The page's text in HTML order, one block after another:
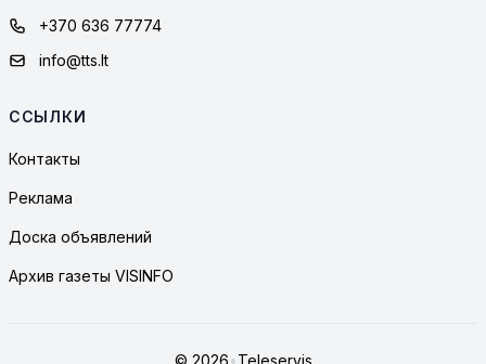
+370 636 77774
info@tts.lt
ССЫЛКИ
Контакты
Реклама
Доска объявлений
Архив газеты VISINFO
© 2026•Teleservis